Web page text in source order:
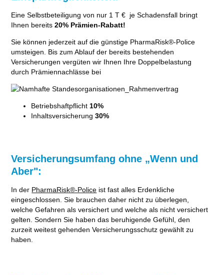
Eine Selbstbeteiligung von nur 1 T € je Schadensfall bringt
Ihnen bereits20% Prämien-Rabatt!
Sie können jederzeit auf die günstige PharmaRisk®-Police
umsteigen. Bis zum Ablauf der bereits bestehenden
Versicherungen vergüten wir Ihnen Ihre Doppelbelastung
durch Prämiennachlässe bei
Betriebshaftpflicht10%
Inhaltsversicherung30%
Versicherungsumfang ohne „Wenn und
Aber":
In der PharmaRisk®-Police ist fast alles Erdenkliche
eingeschlossen. Sie brauchen daher nicht zu überlegen,
welche Gefahren als versichert und welche als nicht versichert
gelten. Sondern Sie haben das beruhigende Gefühl, den
zurzeit weitest gehenden Versicherungsschutz gewählt zu
haben.